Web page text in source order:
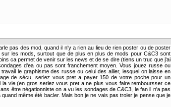
pas des mod, quand il n'y a rien au lieu de rien poster ou de poster
les mods, surtout que de plus en plus de mods pour C&C3 sont
ca permet de venir sur les news et de se dire (tiens un truc que j'ai
d'ea ou pas sont franchement moyen. Vous jouez russe ou
le graphisme des russe ou celui des allier, lesquel on laisse en
de sécu, seriez vous pret a payer 150 de votre poche pour un
la vie (en gros seriez vous pret a ne plus vous faire remboursser ce
être négationniste on a vu les sondages de C&C3, le fan il n'a pas
même été bacler. Mais bon je ne vais pas troler je pense que je